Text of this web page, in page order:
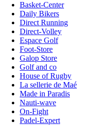
Basket-Center
Daily Bikers
Direct Running
Direct-Volley
Espace Golf
Foot-Store
Galop Store
Golf and co
House of Rugby
La sellerie de Maé
Made in Paradis
Nauti-wave
On-Fight
Padel-Expert